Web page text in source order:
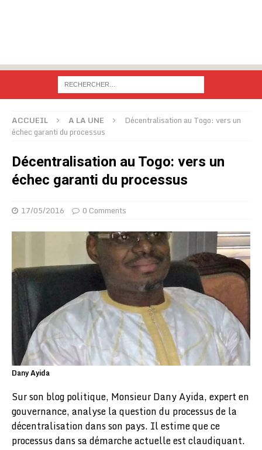
ACCUEIL A LA UNE
Décentralisation au Togo: vers un
échec garanti du processus
Décentralisation au Togo: vers un
échec garanti du processus
17/05/2016 0 Comments
Dany Ayida
Sur son blog politique, Monsieur Dany Ayida, expert en
gouvernance, analyse la question du processus de la
décentralisation dans son pays. Il estime que ce
processus dans sa démarche actuelle est claudiquant.